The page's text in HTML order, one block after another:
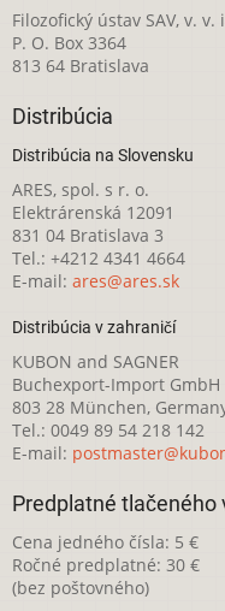
Filozofický ústav SAV, v. v.
P. O. Box 3364
813 64 Bratislava
Distribúcia
Distribúcia na Slovensku
ARES, spol. s r. o.
Elektrárenská 12091
831 04 Bratislava 3
Tel.: +4212 4341 4664
E-mail: ares@ares.sk
Distribúcia v zahraničí
KUBON and SAGNER
Buchexport-Import GmbH
803 28 München,
Tel.: 0049 89 54 218 142
E-mail:
Predplatné tlačeného
Cena jedného čísla: 5 €
Ročné predplatné: 30 €
(bez poštovného)